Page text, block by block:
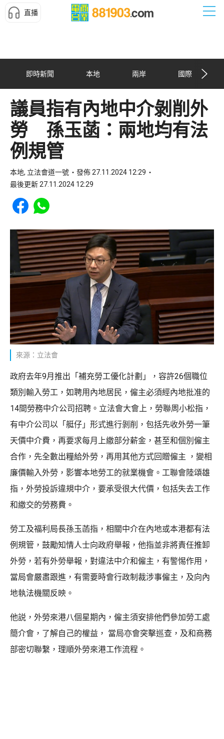
直播
即時新聞 本地 兩岸 國際
議員指有內地中介剝削外
勞 孫玉菡：兩地均有法
例規管
本地, 立法會道一號
發佈 27.11.2024 12:29
最後更新 27.11.2024 12:29
Share to Facebook
Share to WhatsApp
來源：立法會
政府去年9月推出「補充勞工優化計劃」，容許26個職位
類別輸入勞工，如聘用內地居民，僱主必須經內地批准的
14間勞務中介公司招聘。立法會大會上，勞聯周小松指，
有中介公司以「艇仔」形式進行剝削，包括先收外勞一筆
天價中介費，再要求每月上繳部分薪金，甚至和個別僱主
合作，先全數出糧給外勞，再用其他方式回贈僱主 ，變相
廉價輸入外勞，影響本地勞工的就業機會。工聯會陸頌雄
指，外勞投訴違規中介，要承受很大代價，包括失去工作
和繳交的勞務費。
勞工及福利局長孫玉菡指，相關中介在內地或本港都有法
例規管，鼓勵知情人士向政府舉報，他指並非將責任推卸
外勞，若有外勞舉報，對違法中介和僱主，有警惕作用，
當局會嚴肅跟進，有需要時會行政制裁涉事僱主，及向內
地執法機關反映。
他説，外勞來港八個星期內，僱主須安排他們參加勞工處
簡介會，了解自己的權益， 當局亦會突擊巡查，及和商務
部密切聯繫，理順外勞來港工作流程。